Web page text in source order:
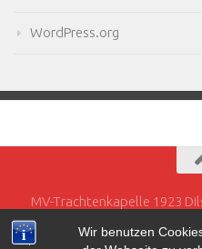
Wir benutzen
WordPress.org
MV-Trachtenkapelle 1923